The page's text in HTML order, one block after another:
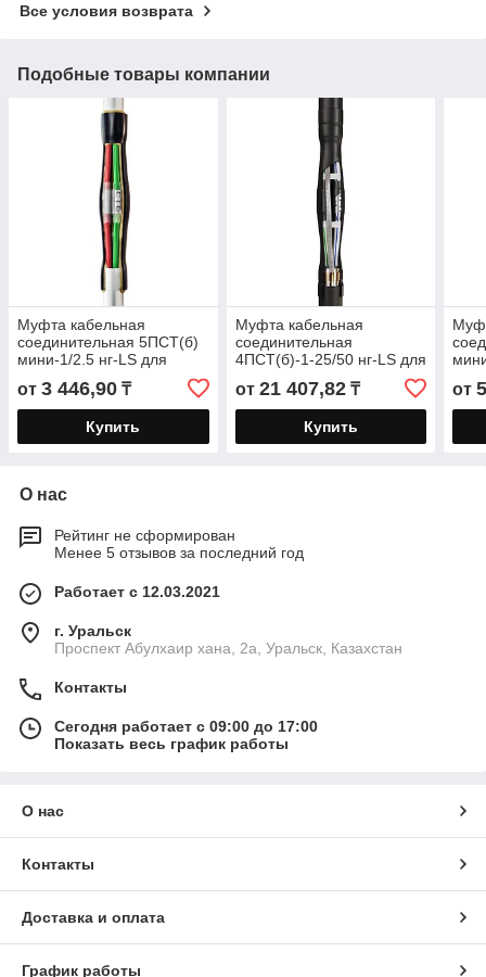
Все условия возврата
Подобные товары компании
Муфта кабельная
соединительная 5ПСТ(б)
мини-1/2.5 нг-LS для
бронированных кабелей
«нг-LS» с пластмассовой
от 3 446,90 ₸
Купить
Муфта кабельная
соединительная
4ПСТ(б)-1-25/50 нг-LS для
бронированных кабелей
«нг-LS» с пластмассовой
от 21 407,82₸
Купить
«нг-
от
О нас
Рейтинг не сформирован
Менее 5 отзывов за последний год
Работает с 12.03.2021
г. Уральск
Проспект Абулхаир хана, 2а, Уральск, Казахстан
Контакты
Сегодня работает с 09:00 до 17:00
Показать весь график работы
О нас
Контакты
Доставка и оплата
График работы